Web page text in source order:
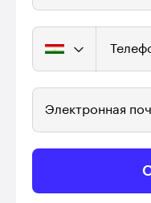
Электронная